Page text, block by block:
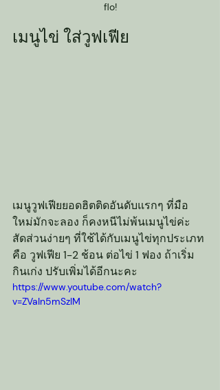
flo!
เมนูไข่ ใส่วูฟเฟีย
เมนูวูฟเฟียยอดฮิตติดอันดับแรกๆ ที่มือ
ใหม่มักจะลอง ก็คงหนีไม่พ้นเมนูไข่ค่ะ
สัดส่วนง่ายๆ ที่ใช้ได้กับเมนูไข่ทุกประเภท
คือ วูฟเฟีย 1-2 ช้อน ต่อไข่ 1 ฟอง ถ้าเริ่ม
กินเก่ง ปรับเพิ่มได้อีกนะคะ
https://www.youtube.com/watch?
v=ZVaIn5mSzlM